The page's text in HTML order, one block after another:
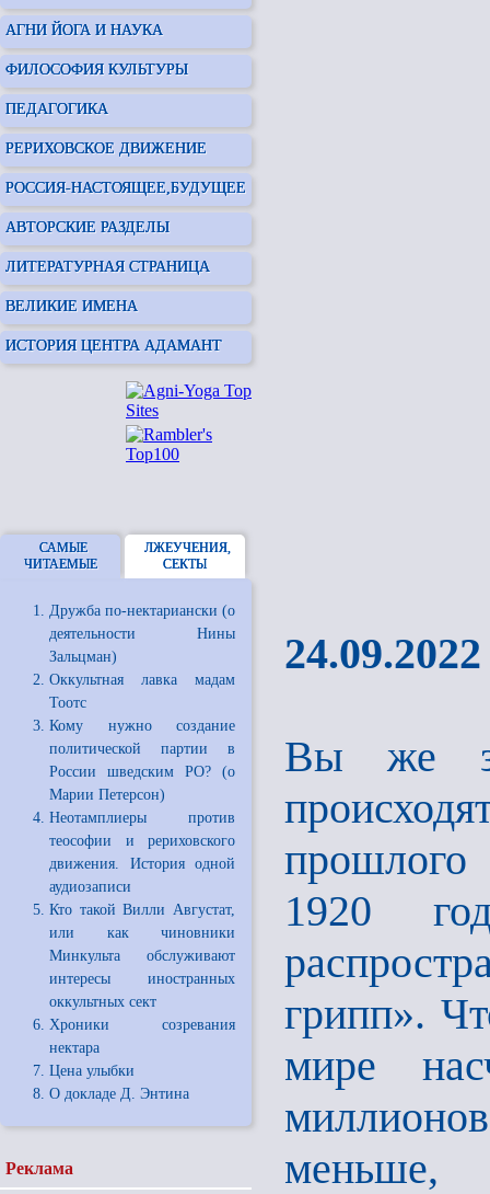
АГНИ ЙОГА И НАУКА
ФИЛОСОФИЯ КУЛЬТУРЫ
ПЕДАГОГИКА
РЕРИХОВСКОЕ ДВИЖЕНИЕ
РОССИЯ-НАСТОЯЩЕЕ,БУДУЩЕЕ
АВТОРСКИЕ РАЗДЕЛЫ
ЛИТЕРАТУРНАЯ СТРАНИЦА
ВЕЛИКИЕ ИМЕНА
ИСТОРИЯ ЦЕНТРА АДАМАНТ
САМЫЕ
ЧИТАЕМЫЕ
ЛЖЕУЧЕНИЯ,
СЕКТЫ
Дружба по-нектариански (о
деятельности Нины
Зальцман)
Оккультная лавка мадам
Тоотс
Кому нужно создание
политической партии в
России шведским РО? (о
Марии Петерсон)
Неотамплиеры против
теософии и рериховского
движения. История одной
аудиозаписи
Кто такой Вилли Августат,
или как чиновники
Минкульта обслуживают
интересы иностранных
оккультных сект
Хроники созревания
нектара
Цена улыбки
О докладе Д. Энтина
Реклама
24.09.2022
Вы же
прошлого
1920
грипп».
мире